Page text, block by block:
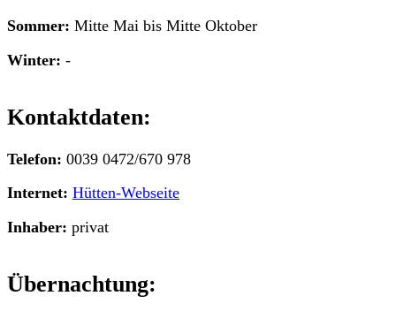
Sommer: Mitte Mai bis Mitte Oktober
Winter: -
Kontaktdaten:
Telefon: 0039 0472/670 978
Internet: Hütten-Webseite
Inhaber: privat
Übernachtung: